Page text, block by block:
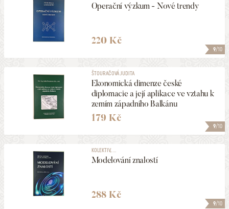
9/10
Operační výzkum - Nové trendy
220 Kč
9/10
ŠTOURAČOVÁ JUDITA
Ekonomická dimenze české
diplomacie a její aplikace ve vztahu k
zemím západního Balkánu
179 Kč
9/10
KOLEKTIV, ...
Modelování znalostí
288 Kč